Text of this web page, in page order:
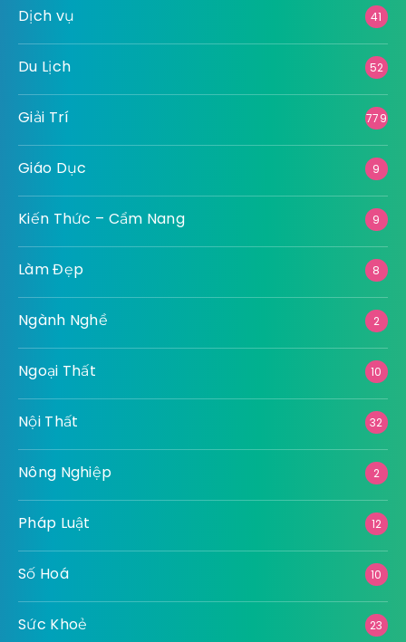
Dịch vụ 41
Du Lịch 52
Giải Trí 779
Giáo Dục 9
Kiến Thức – Cẩm Nang 9
Làm Đẹp 8
Ngành Nghề 2
Ngoại Thất 10
Nội Thất 32
Nông Nghiệp 2
Pháp Luật 12
Số Hoá 10
Sức Khoẻ 23